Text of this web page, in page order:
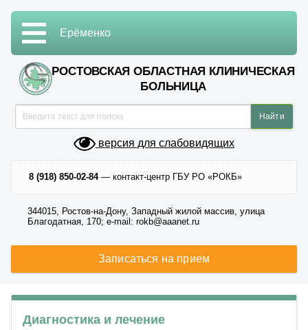
РОСТОВСКАЯ ОБЛАСТНАЯ КЛИНИЧЕСКАЯ
БОЛЬНИЦА
версия для слабовидящих
8 (918) 850-02-84— контакт-центр ГБУ РО «РОКБ»
344015, Ростов-на-Дону, Западный жилой массив, улица
Благодатная, 170; e-mail: rokb@aaanet.ru
Записаться на прием
Ерёменко
Диагностика и лечение